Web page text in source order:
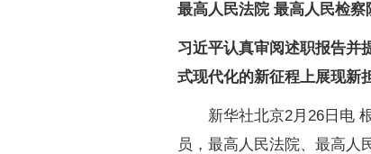
最高人民法院 最高人民检
习近平认真审阅述职报告并
式现代化的新征程上展现新
新华社北京2月26日电
员，最高人民法院、最高人